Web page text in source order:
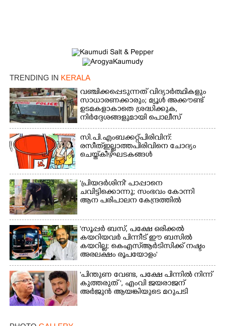
TRENDING IN KERALA
വഞ്ചിക്കപ്പെടുന്നത് വിദ്യാർത്ഥികളും
സാധാരണക്കാരും; മ്യൂൾ അക്കൗണ്ട്
ഉടമകളാകാതെ ശ്രദ്ധിക്കുക,
നിർദ്ദേശങ്ങളുമായി പൊലീസ്
സി.പി.എം ബക്കറ്റ് പിരിവിന്:
രസീത് ഇല്ലാത്ത പിരിവിനെ ചോദ്യം
ചെയ്ത് കീഴ്ഘടകങ്ങൾ
'പ്രിയദർശിനി' പാപ്പാനെ
ചവിട്ടിക്കൊന്നു; സംഭവം കോന്നി
ആന പരിപാലന കേന്ദ്രത്തിൽ
'സൂപ്പർ ബസ്, പക്ഷേ ഒരിക്കൽ
കയറിയവർ പിന്നീട് ഈ ബസിൽ
കയറില്ല; കെഎസ്ആർടിസിക്ക് നഷ്ടം
അരലക്ഷം രൂപയോളം'
"പിന്തുണ വേണ്ട,​ പക്ഷേ പിന്നിൽ നിന്ന്
കുത്തരുത് ", എംവി ജയരാജന്
അർജുൻ ആയങ്കിയുടെ മറുപടി